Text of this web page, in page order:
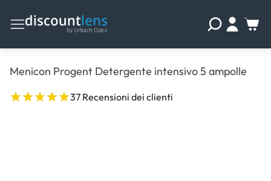
Menicon Progent Detergente intensivo 5 ampolle
37 Recensioni dei clienti